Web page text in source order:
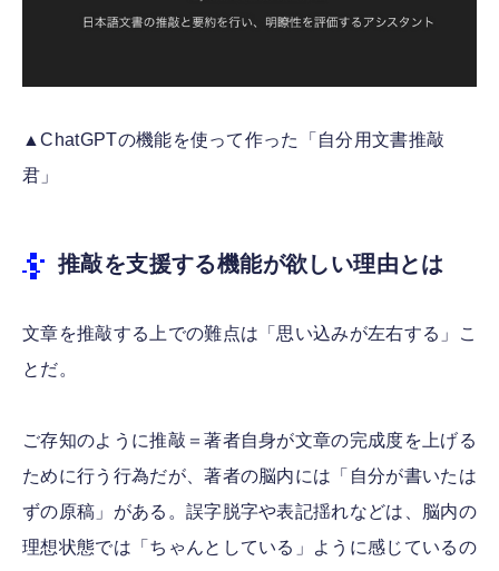
▲ChatGPTの機能を使って作った「自分用文書推敲
君」
推敲を支援する機能が欲しい理由とは
文章を推敲する上での難点は「思い込みが左右する」こ
とだ。
ご存知のように推敲＝著者自身が文章の完成度を上げる
ために行う行為だが、著者の脳内には「自分が書いたは
ずの原稿」がある。誤字脱字や表記揺れなどは、脳内の
理想状態では「ちゃんとしている」ように感じているの